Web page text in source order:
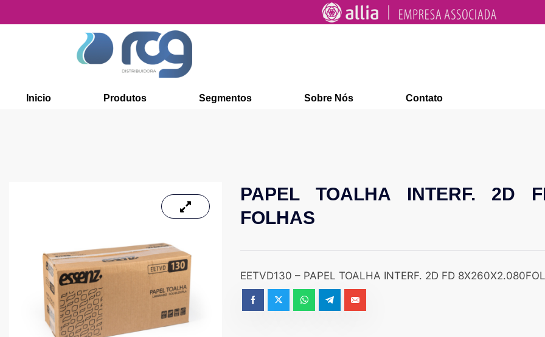
Inicio Produtos Segmentos Sobre Nós Contato
PAPEL TOALHA INTERF. 2D
FOLHAS
EETVD130 – PAPEL TOALHA INTERF. 2D FD